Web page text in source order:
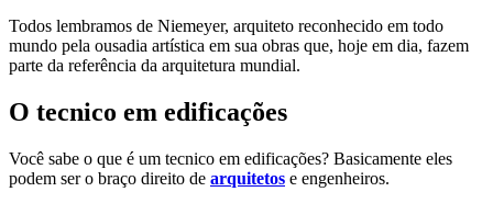
Todos lembramos de Niemeyer, arquiteto reconhecido em todo
mundo pela ousadia artística em sua obras que, hoje em dia, fazem
parte da referência da arquitetura mundial.
O tecnico em edificações
Você sabe o que é um tecnico em edificações? Basicamente eles
podem ser o braço direito de arquitetos e engenheiros.